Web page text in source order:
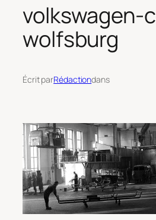
volkswagen-
wolfsburg
Écrit parRédactiondans